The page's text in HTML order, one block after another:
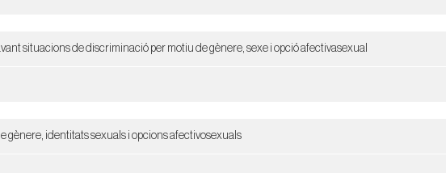
situacions de discriminació per motiu de gènere, sexe i opció afectivasexual
gènere, identitats sexuals i opcions afectivosexuals